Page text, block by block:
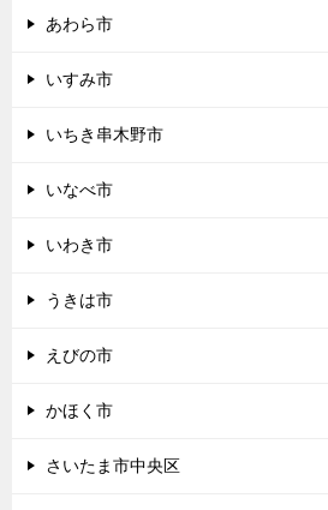
あわら市
いすみ市
いちき串木野市
いなべ市
いわき市
うきは市
えびの市
かほく市
さいたま市中央区